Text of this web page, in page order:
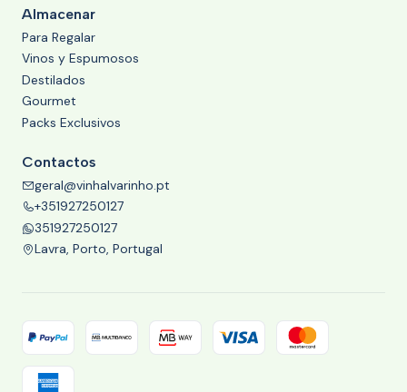
Almacenar
Para Regalar
Vinos y Espumosos
Destilados
Gourmet
Packs Exclusivos
Contactos
geral@vinhalvarinho.pt
+351927250127
351927250127
Lavra, Porto, Portugal